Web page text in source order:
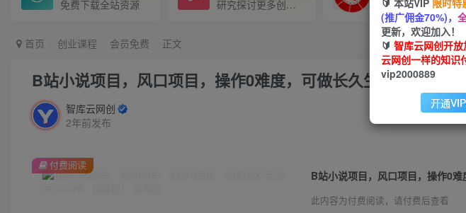
免费下载全站资源 研究探讨更多创业项目路子。 会员专属推广链接
首页 创业课程 会员免费 正文
B站小说项目，风口项目，操作0难度，可做长久生意，年入
智库云网创
2年前发布
B站小说项目，风口项目，操作0难
此内容为付费阅读，请付费后查看
付费阅读
(推广佣金70%)，
更新，欢迎加入！
🔰 智库云网创开
云网创一样的知识
vip2000889
开通